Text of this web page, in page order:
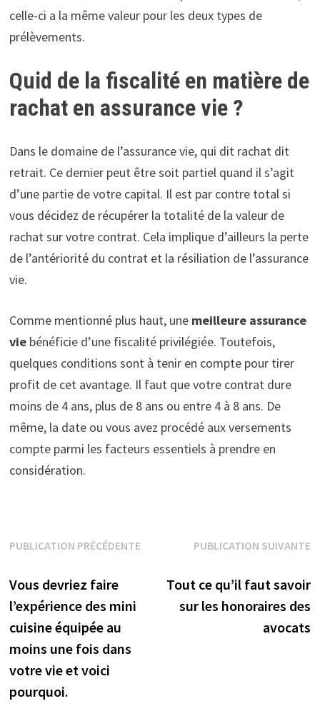
celle-ci a la même valeur pour les deux types de
prélèvements.
Quid de la fiscalité en matière de
rachat en assurance vie ?
Dans le domaine de l’assurance vie, qui dit rachat dit
retrait. Ce dernier peut être soit partiel quand il s’agit
d’une partie de votre capital. Il est par contre total si
vous décidez de récupérer la totalité de la valeur de
rachat sur votre contrat. Cela implique d’ailleurs la perte
de l’antériorité du contrat et la résiliation de l’assurance
vie.
Comme mentionné plus haut, une meilleure assurance
viebénéficie d’une fiscalité privilégiée. Toutefois,
quelques conditions sont à tenir en compte pour tirer
profit de cet avantage. Il faut que votre contrat dure
moins de 4 ans, plus de 8 ans ou entre 4 à 8 ans. De
même, la date ou vous avez procédé aux versements
compte parmi les facteurs essentiels à prendre en
considération.
Navigation
de
l’article
PUBLICATION PRÉCÉDENTE
Vous devriez faire
l’expérience des mini
cuisine équipée au
moins une fois dans
votre vie et voici
pourquoi.
PUBLICATION SUIVANTE
Tout ce qu’il faut savoir
sur les honoraires des
avocats